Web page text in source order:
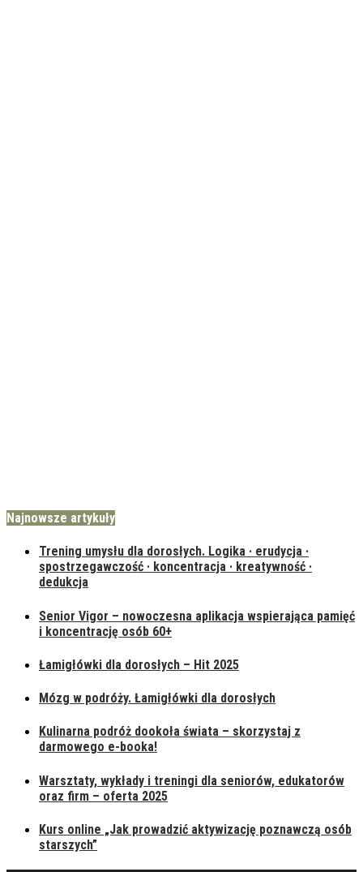
Najnowsze artykuły
Trening umysłu dla dorosłych. Logika · erudycja ·
spostrzegawczość · koncentracja · kreatywność ·
dedukcja
Senior Vigor – nowoczesna aplikacja wspierająca pamięć
i koncentrację osób 60+
Łamigłówki dla dorosłych – Hit 2025
Mózg w podróży. Łamigłówki dla dorosłych
Kulinarna podróż dookoła świata – skorzystaj z
darmowego e-booka!
Warsztaty, wykłady i treningi dla seniorów, edukatorów
oraz firm – oferta 2025
Kurs online „Jak prowadzić aktywizację poznawczą osób
starszych”